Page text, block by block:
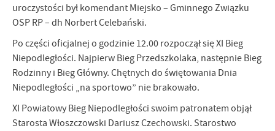
uroczystości był komendant Miejsko – Gminnego Związku
OSP RP – dh Norbert Celebański.
Po części oficjalnej o godzinie 12.00 rozpoczął się XI Bieg
Niepodległości. Najpierw Bieg Przedszkolaka, następnie Bieg
Rodzinny i Bieg Główny. Chętnych do świętowania Dnia
Niepodległości „na sportowo” nie brakowało.
XI Powiatowy Bieg Niepodległości swoim patronatem objął
Starosta Włoszczowski Dariusz Czechowski. Starostwo